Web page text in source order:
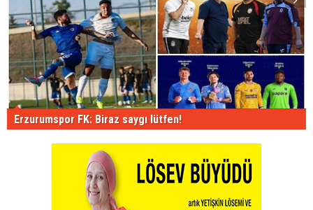
Erzurumspor FK: Biraz saygı lütfen!